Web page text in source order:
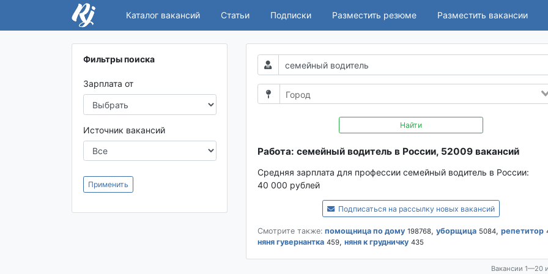
Каталог вакансий Статьи Подписки Разместить резюме Разместить вакансии
Фильтры поиска
Зарплата от
Источник вакансий
Применить
Найти
Работа: семейный водитель в России, 52009 вакансий
Средняя зарплата для профессии семейный водитель в России:
40 000 рублей
Подписаться на рассылку новых вакансий
Смотрите также: помощница по дому 198768, уборщица 5084, репетитор
няня гувернантка 459, няня к грудничку 435
Вакансии 1—20